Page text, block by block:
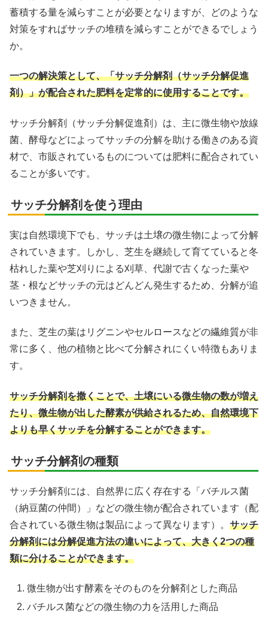
蓄積する量を減らすことが必要となりますが、どのような
対策をすればサッチの堆積を減らすことができるでしょう
か。
一つの解決策として、「サッチ分解剤（サッチ分解促進
剤）」が配合された肥料を定常的に使用することです。
サッチ分解剤（サッチ分解促進剤）は、主に微生物や放線
菌、酵母などによってサッチの分解を助ける働きのある資
材で、市販されているものについては肥料に配合されてい
ることが多いです。
サッチ分解剤を使う理由
実は自然環境下でも、サッチは土壌の微生物によって分解
されていきます。しかし、芝生を継続して育てていると冬
枯れした葉や芝刈りによる刈草、代謝で古くなった葉や
茎・根などサッチの元はどんどん発生するため、分解が追
いつきません。
また、芝生の葉はリグニンやセルロースなどの繊維質が非
常に多く、他の植物と比べて分解されにくい特徴もありま
す。
サッチ分解剤を撒くことで、土壌にいる微生物の数が増え
たり、微生物が出した酵素が供給されるため、自然環境下
よりも早くサッチを分解することができます。
サッチ分解剤の種類
サッチ分解剤には、自然界に広く存在する「バチルス菌
（納豆菌の仲間）」などの微生物が配合されています（配
合されている微生物は製品によって異なります）。 サッチ
分解剤には分解促進方法の違いによって、大きく2つの種
類に分けることができます。
微生物が出す酵素をそのものを分解剤とした商品
バチルス菌などの微生物の力を活用した商品